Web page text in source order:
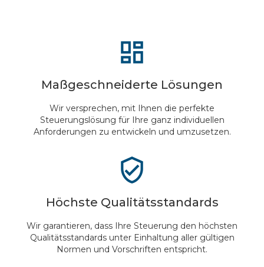
Maßgeschneiderte Lösungen
Wir versprechen, mit Ihnen die perfekte
Steuerungslösung für Ihre ganz individuellen
Anforderungen zu entwickeln und umzusetzen.
Höchste Qualitätsstandards
Wir garantieren, dass Ihre Steuerung den höchsten
Qualitätsstandards unter Einhaltung aller gültigen
Normen und Vorschriften entspricht.